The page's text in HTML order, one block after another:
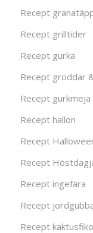
Recept
Recept grilltider
Recept gurka
Recept groddar
Recept gurkmeja
Recept hallon
Recept
Recept
Recept ingefära
Recept
Recept